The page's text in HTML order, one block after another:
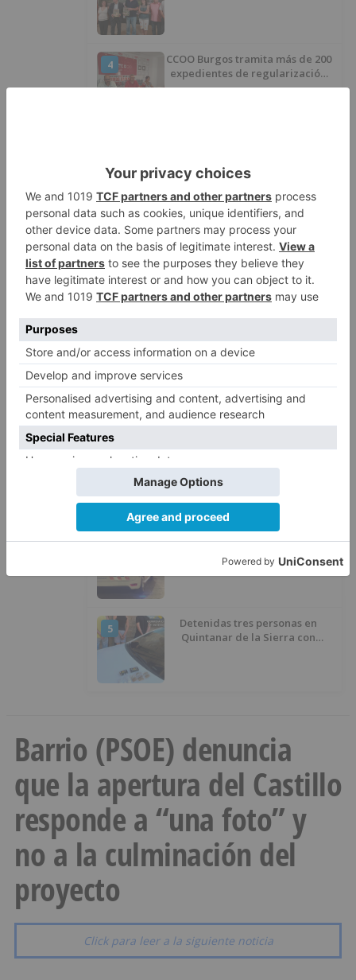
4
CCOO Burgos tramita más de 200
expedientes de regularización
de inmigrantes
llevan seis meses sin la
desinfección obligatoria contra
plagas
LO ÚLTIMO
1
Felix Gall asalta el liderato con
una exhibición en El Escudo
2
refuerzo del Burgos CF para la
temporada 2026/27
3
El Burgos CF anuncia que Álex
Lizancos ha sido operado con
éxito del menisco de su rodilla
izquierda
4
Detienen a un joven de 27 años
atentado contra los agentes
5
Detenidas tres personas en
Quintanar de la Sierra con
Barrio (PSOE) denuncia
que la apertura del Castillo
responde a “una foto” y
no a la culminación del
proyecto
Click para leer a la siguiente noticia